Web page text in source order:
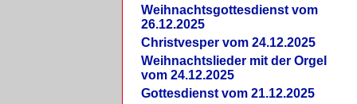
Weihnachtsgottesdienst vom
26.12.2025
Christvesper vom 24.12.2025
Weihnachtslieder mit der Orgel
vom 24.12.2025
Gottesdienst vom 21.12.2025